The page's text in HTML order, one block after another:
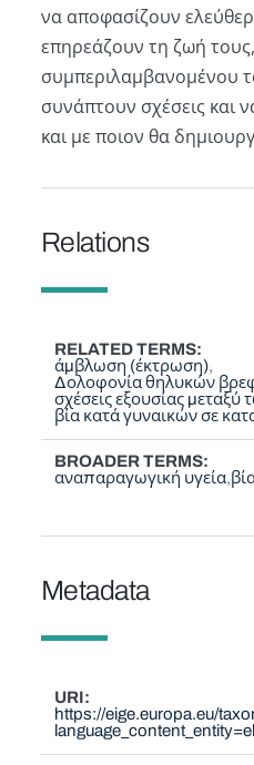
να αποφασίζουν
επηρεάζουν τη ζωή τους,
συμπεριλαμβανομένου
συνάπτουν σχέσεις και
και με ποιον θα
Relations
RELATED TERMS
άμβλωση (έκτρωση)
Δολοφονία θηλυκών
σχέσεις εξουσίας
βία κατά γυναικών σε
BROADER TERMS
αναπαραγωγική υγεία
Metadata
URI
https://eige.europa.eu/
language_content_entity=el